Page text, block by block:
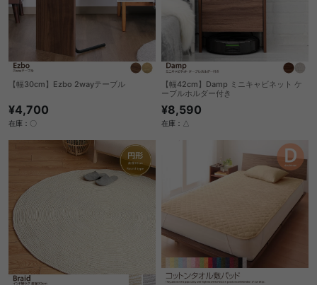
【幅30cm】Ezbo 2wayテーブル
¥4,700
在庫：〇
【幅42cm】Damp ミニキャビネット ケ
ーブルホルダー付き
¥8,590
在庫：△